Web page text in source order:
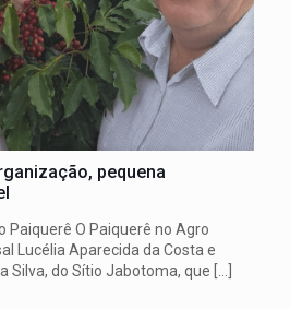
pequena
Paiquerê O Paiquerê no Agro
Lucélia Aparecida da Costa e
Silva, do Sítio Jabotoma, que […]